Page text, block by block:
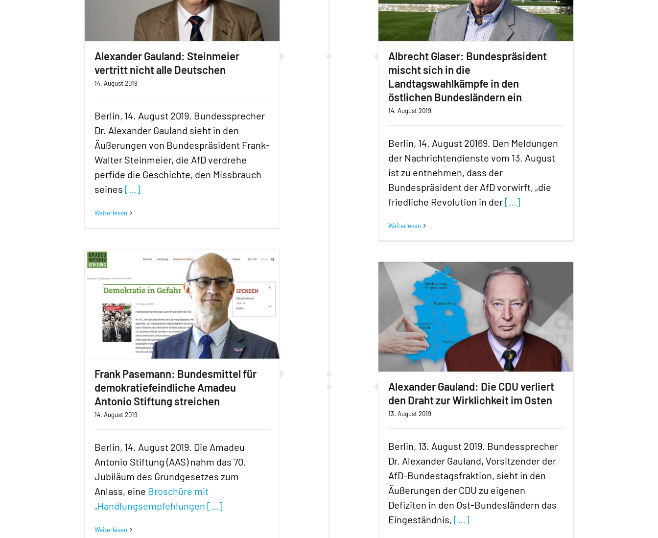
Alexander Gauland: Steinmeier
vertritt nicht alle Deutschen
14. August 2019
Berlin, 14. August 2019. Bundessprecher
Dr. Alexander Gauland sieht in den
Äußerungen von Bundespräsident Frank-
Walter Steinmeier, die AfD verdrehe
perfide die Geschichte, den Missbrauch
seines […]
Weiterlesen
Albrecht Glaser: Bundespräsident
mischt sich in die
Landtagswahlkämpfe in den
östlichen Bundesländern ein
14. August 2019
Berlin, 14. August 20169. Den Meldungen
der Nachrichtendienste vom 13. August
ist zu entnehmen, dass der
Bundespräsident der AfD vorwirft, „die
friedliche Revolution in der[…]
Weiterlesen
Frank Pasemann: Bundesmittel für
demokratiefeindliche Amadeu
Antonio Stiftung streichen
14. August 2019
Berlin, 14. August 2019. Die Amadeu
Antonio Stiftung (AAS) nahm das 70.
Jubiläum des Grundgesetzes zum
Anlass, eine Broschüre mit
„Handlungsempfehlungen […]
Weiterlesen
Alexander Gauland: Die CDU verliert
den Draht zur Wirklichkeit im Osten
13. August 2019
Berlin, 13. August 2019. Bundessprecher
Dr. Alexander Gauland, Vorsitzender der
AfD-Bundestagsfraktion, sieht in den
Äußerungen der CDU zu eigenen
Defiziten in den Ost-Bundesländern das
Eingeständnis, […]